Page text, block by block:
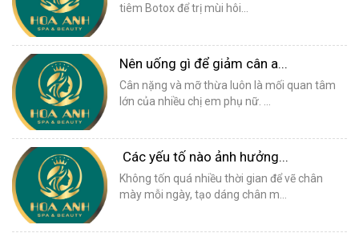
tiêm Botox để trị mùi hôi...
Nên uống gì để giảm cân a...
Cân nặng và mỡ thừa luôn là mối quan tâm
lớn của nhiều chị em phụ nữ. ...
Các yếu tố nào ảnh hưởng...
Không tốn quá nhiều thời gian để vẽ chân
mày mỗi ngày, tạo dáng chân m...